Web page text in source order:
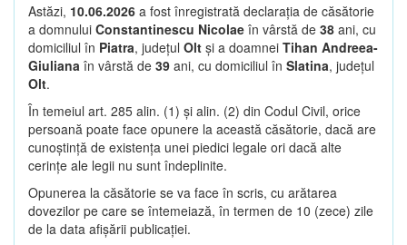
Astăzi, 10.06.2026 a fost înregistrată declarația de căsătorie
a domnului Constantinescu Nicolae în vârstă de 38 ani, cu
domiciliul în Piatra, județul Olt și a doamnei Tihan Andreea-
Giuliana în vârstă de 39 ani, cu domiciliul în Slatina, județul
Olt.
În temeiul art. 285 alin. (1) și alin. (2) din Codul Civil, orice
persoană poate face opunere la această căsătorie, dacă are
cunoștință de existența unei piedici legale ori dacă alte
cerințe ale legii nu sunt îndeplinite.
Opunerea la căsătorie se va face în scris, cu arătarea
dovezilor pe care se întemeiază, în termen de 10 (zece) zile
de la data afișării publicației.